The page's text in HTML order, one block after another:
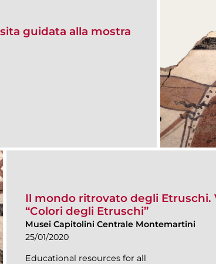
guidata alla mostra
Il mondo ritrovato degli Etruschi.
“Colori degli Etruschi”
Musei Capitolini Centrale Montemartini
25/01/2020
Educational resources for all